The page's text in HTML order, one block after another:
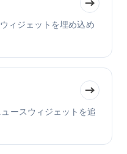
ィジェットを埋め込め
ースウィジェットを追